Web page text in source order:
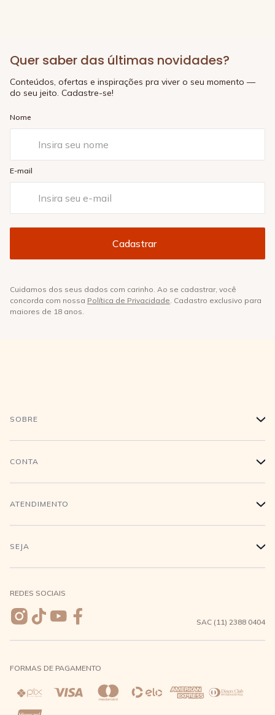
Quer saber das últimas novidades?
Conteúdos, ofertas e inspirações pra viver o seu momento —
do seu jeito. Cadastre-se!
Nome
E-mail
Cuidamos dos seus dados com carinho. Ao se cadastrar, você
concorda com nossa Política de Privacidade. Cadastro exclusivo para
maiores de 18 anos.
SOBRE +
História
Conecte-se
CONTA +
Login
Meus pedidos
Wishlist
ATENDIMENTO +
Compra Segura
Entrega e Frete
Trocas e Devoluções
Direito de Arrependimento
Política de Privacidade
SEJA +
REDES SOCIAIS
SAC (11) 2388 0404
FORMAS DE PAGAMENTO